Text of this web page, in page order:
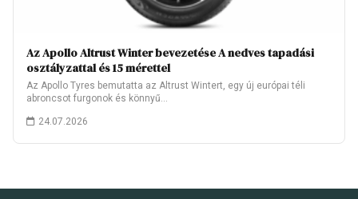
Az Apollo Altrust Winter bevezetése A nedves tapadási
osztályzattal és 15 mérettel
Az Apollo Tyres bemutatta az Altrust Wintert, egy új európai téli
abroncsot furgonok és könnyű…
24.07.2026